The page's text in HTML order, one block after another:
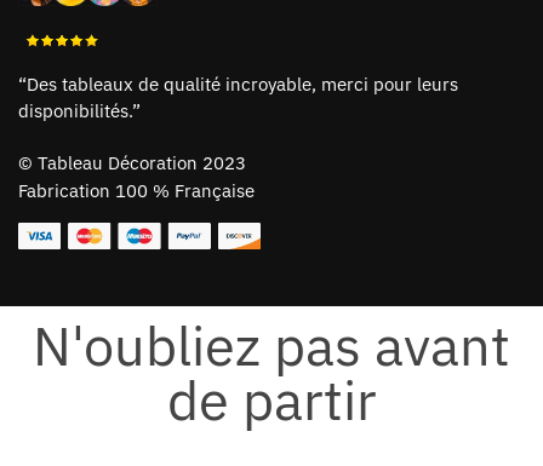
“Des tableaux de qualité incroyable, merci pour leurs
disponibilités.”
© Tableau Décoration 2023
Fabrication 100 % Française
N'oubliez pas avant
de partir